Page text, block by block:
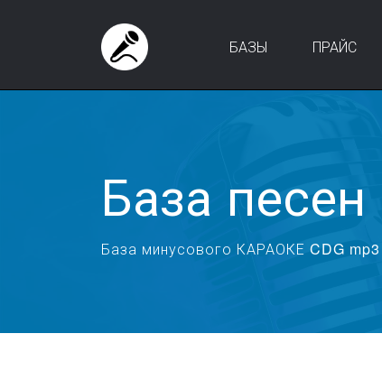
БАЗЫ ПРАЙС
База
База минусового КАРАОКЕ CDG